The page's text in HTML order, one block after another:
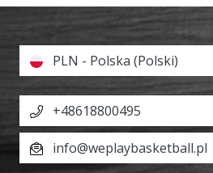
PLN - Polska (Polski)
+48618800495
info@weplaybasketball.pl